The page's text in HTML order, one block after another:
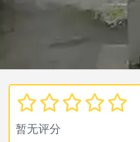
暂无评分